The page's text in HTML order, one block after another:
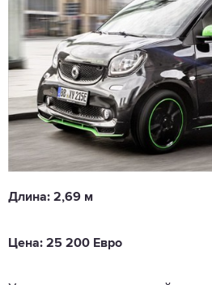
Длина: 2,69 м
Цена: 25 200 Евро